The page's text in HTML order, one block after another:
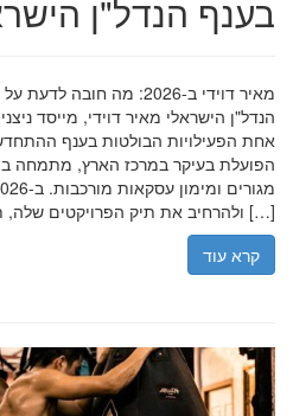
בענף הנדל"ן
מאיר דוידי ב-2026: מה
הנדל"ן הישראלי מאיר דוידי, מייסד
אחת הפעילויות הבולטות בענף
הפועלת בעיקר במרכז הארץ, מתמחה
ולהרחיב את תיק הפרויקטים שלה, תוך הדגשת ערכי […]
קרא עוד